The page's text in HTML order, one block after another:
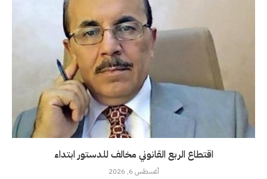
اقتطاع الربع القانوني مخالف للدستور ابتداء
أغسطس 6, 2026